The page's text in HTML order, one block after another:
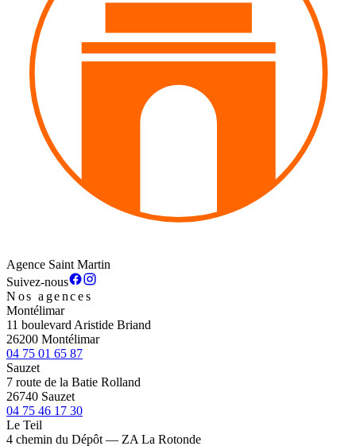
Agence Saint Martin
Suivez-nous
Nos agences
Montélimar
11 boulevard Aristide Briand
26200 Montélimar
04 75 01 65 87
Sauzet
7 route de la Batie Rolland
26740 Sauzet
04 75 46 17 30
Le Teil
4 chemin du Dépôt — ZA La Rotonde